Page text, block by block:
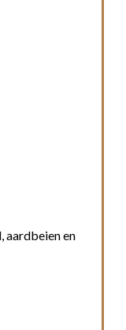
aardbeien en